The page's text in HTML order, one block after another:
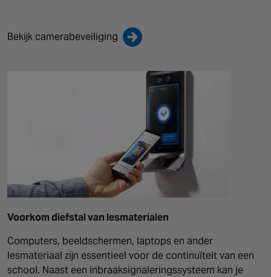
Bekijk camerabeveiliging
Voorkom diefstal van lesmaterialen
Computers, beeldschermen, laptops en ander
lesmateriaal zijn essentieel voor de continuïteit van een
school. Naast een inbraaksignaleringssysteem kan je